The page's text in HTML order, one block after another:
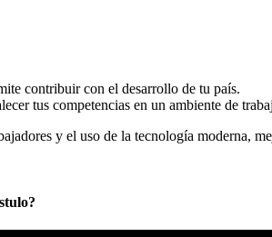
contribuir con el desarrollo de tu país.
tus competencias en un ambiente de
y el uso de la tecnología moderna,